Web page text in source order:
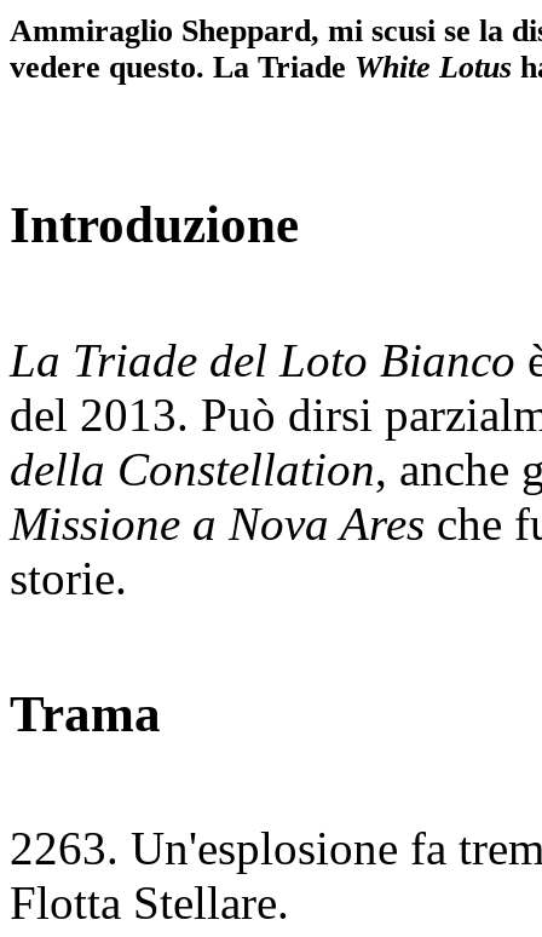
Ammiraglio Sheppard, mi scusi se la
vedere questo. La Triade White Lotus
Introduzione
La Triade del Loto Bianco
del 2013. Può dirsi
della Constellation, anche
Missione a Nova Ares che
storie.
Trama
2263. Un'esplosione fa
Flotta Stellare.